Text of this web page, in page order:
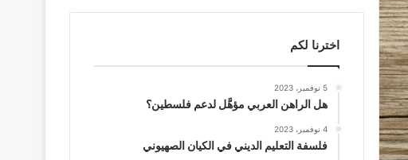
اخترنا لكم
5 نوفمبر، 2023
هل الراهن العربي مؤهَّل لدعم فلسطين؟
4 نوفمبر، 2023
فلسفة التعليم الديني في الكيان الصهيوني